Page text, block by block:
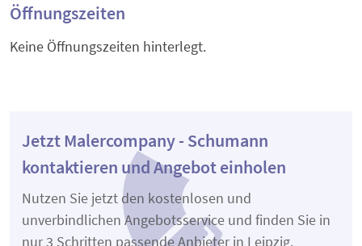
Öffnungszeiten
Keine Öffnungszeiten hinterlegt.
Jetzt Malercompany - Schumann
kontaktieren und Angebot einholen
Nutzen Sie jetzt den kostenlosen und
unverbindlichen Angebotsservice und finden Sie in
nur 3 Schritten passende Anbieter in Leipzig.